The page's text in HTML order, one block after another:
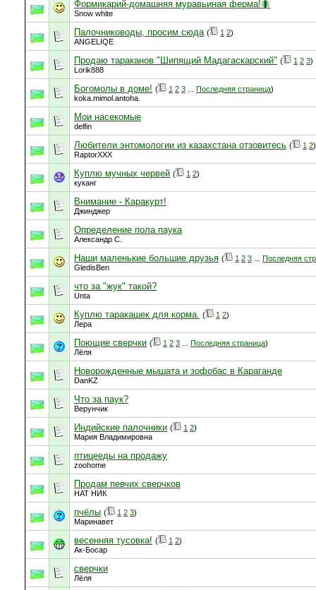
Формикарий-домашняя муравьиная ферма!🐜
Snow white
Палочниководы, просим сюда ( 1 2)
ANGELIQE
Продаю тараканов "Шипящий Мадагаскарский" ( 1 2 3)
Lorik888
Богомолы в доме! ( 1 2 3 Последняя страница)
koka.mimol.antoha.
Мои насекомые
delfin
Любители энтомологии из казахстана отзовитесь ( 1 2)
RaptorXXX
Куплю мучных червей ( 1 2)
куканг
Внимание - Каракурт!
Джинджер
Определение пола паука
Александр С.
Наши маленькие большие друзья ( 1 2 3
Последняя
GledisBen
что за "жук" такой?
Unta
Куплю таракашек для корма. ( 1 2)
Лера
Поющие сверчки ( 1 2 3 Последняя страница)
Лёля
Новорожденные мышата и зофобас в Караганде
DanKZ
Что за паук?
Верунчик
Индийские палочники ( 1 2)
Мария Владимировна
птицееды на продажу
zoohome
Продам певчих сверчков
НАТ НИК
пчёлы ( 1 2 3)
Маринавет
весенняя тусовка! ( 1 2)
Ак-Босар
сверчки
Лёля